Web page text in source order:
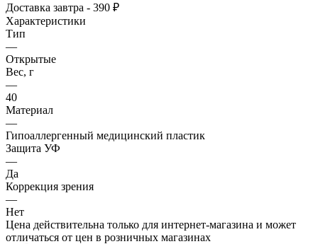
Доставка завтра - 390 ₽
Характеристики
Тип
—
Открытые
Вес, г
—
40
Материал
—
Гипоаллергенный медицинский пластик
Защита УФ
—
Да
Коррекция зрения
—
Нет
Цена действительна только для интернет-магазина и может
отличаться от цен в розничных магазинах